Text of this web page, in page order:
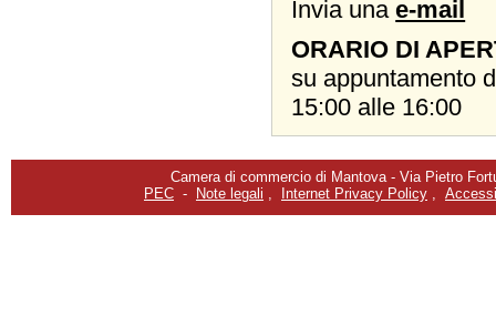
Invia unae-mail
ORARIO DI
su appuntamento
15:00 alle 16:00
Camera di commercio di Mantova - Via Pietro
PEC - Note legali , Internet Privacy Policy ,